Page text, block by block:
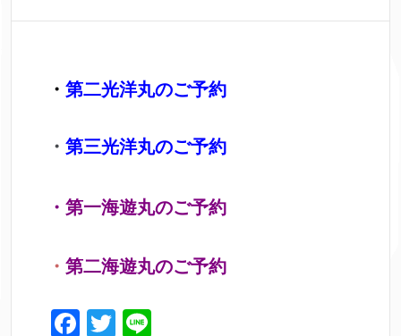
・ 第二光洋丸のご予約
・ 第三光洋丸のご予約
・第一海遊丸のご予約
・ 第二海遊丸のご予約
F
T